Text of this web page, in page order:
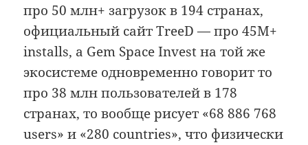
про 50 млн+ загрузок в 194 странах,
официальный сайт TreeD — про 45M+
installs, а Gem Space Invest на той же
экосистеме одновременно говорит то
про 38 млн пользователей в 178
странах, то вообще рисует «68 886 768
users» и «280 countries», что физически